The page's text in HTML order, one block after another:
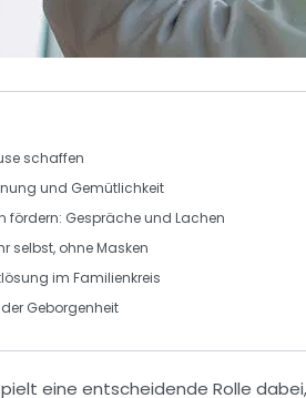
schaffen
und Gemütlichkeit
fördern: Gespräche und Lachen
selbst, ohne Masken
im Familienkreis
Geborgenheit
eine entscheidende Rolle